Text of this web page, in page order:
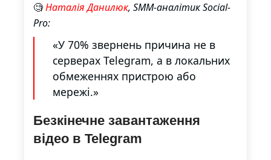
🧐Наталія Данилюк, SMM-аналітик Social-
Pro:
«У 70% звернень причина не в
серверах Telegram, а в локальних
обмеженнях пристрою або
мережі.»
Безкінечне завантаження
відео в Telegram